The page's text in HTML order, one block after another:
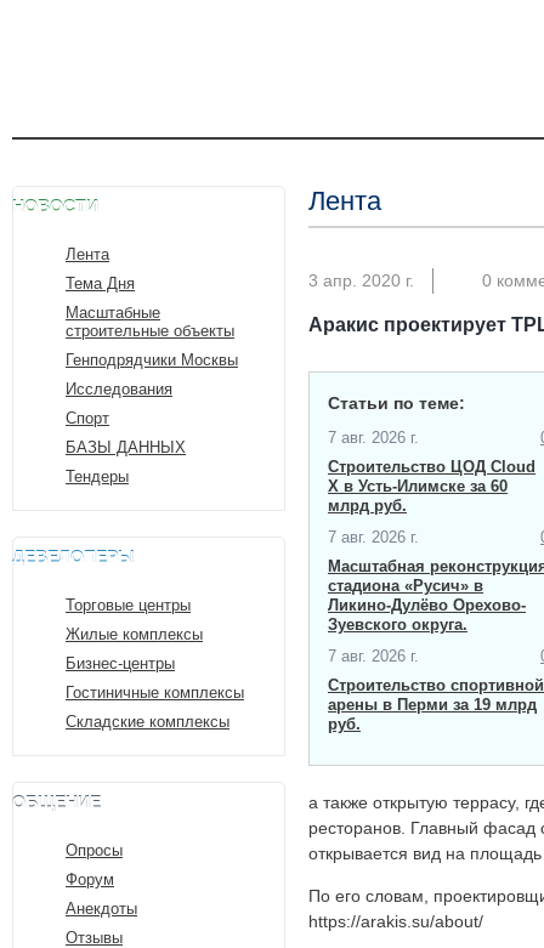
НОВОСТИ
Лента
Тема Дня
Масштабные
строительные объекты
Генподрядчики Москвы
Исследования
Спорт
БАЗЫ ДАННЫХ
Тендеры
ДЕВЕЛОПЕРЫ
Торговые центры
Жилые комплексы
Бизнес-центры
Гостиничные комплексы
Складские комплексы
ОБЩЕНИЕ
Опросы
Форум
Анекдоты
Отзывы
Лента
3 апр. 2020 г. 0
Аракис проектирует
Статьи по теме:
7 авг. 2026 г.
Строительство ЦОД Cloud
X в Усть-Илимске за 60
млрд руб.
7 авг. 2026 г.
Масштабная
стадиона «Русич» в
Ликино-Дулёво Орехово-
Зуевского округа.
7 авг. 2026 г.
Строительство спортивной
арены в Перми за 19 млрд
руб.
а также открытую террасу,
ресторанов. Главный
открывается вид на
По его словам,
https://arakis.su/about/